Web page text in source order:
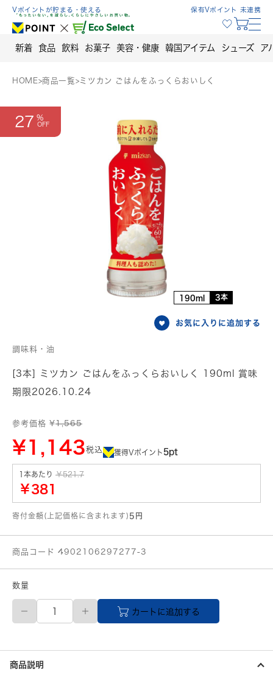
Skip
content
Vポイントが貯まる・使える 保有Vポイント 未連携
新着 食品 飲料 お菓子 美容・健康 韓国アイテム シューズ ア
HOME>商品一覧>ミツカン ごはんをふっくらおいしく
27
190ml 3本
お気に入りに追加する
調味料・油
[3本] ミツカン ごはんをふっくらおいしく 190ml 賞味
期限2026.10.24
参考価格 ¥1,565
¥1,143税込 獲得Vポイント 5pt
1本あたり ￥521.7
￥381
寄付金額(上記価格に含まれます) 5円
商品コード 4902106297277-3
数量
ミ
カ
ご
は
ん
カートに追加する
商品説明